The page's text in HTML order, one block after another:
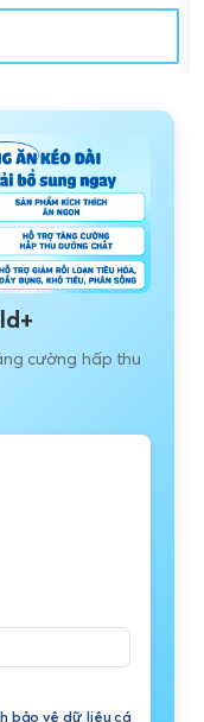
cường hấp thu
bảo vệ dữ liệu cá